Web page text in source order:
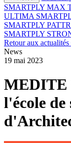
SMARTPLY MAX
ULTIMA
SMARTPLY
SMARTPLY
Retour aux actualités
News
19 mai 2023
MEDITE
l'école